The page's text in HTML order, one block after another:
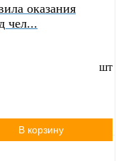
оказания
чел...
шт
В корзину